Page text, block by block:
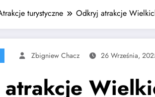
turystyczne Odkryj atrakcje
Zbigniew Chacz 26 Września,